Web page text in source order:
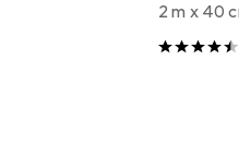
2 m x 40